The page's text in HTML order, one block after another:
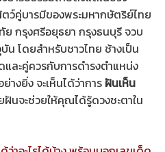
ว์คู่บารมีของพระมหากษัตริย์ไทย
กรุงศรีอยุธยา กรุงธนบุรี จวบ
โดยสำหรับชาวไทย ช้างเป็น
ละคู่ควรกับการดำรงตำแหน่ง
างยิ่ง จะเห็นได้ว่าการ ฝันเห็น
นจะช่วยให้คุณได้รู้ดวงชะตาใน